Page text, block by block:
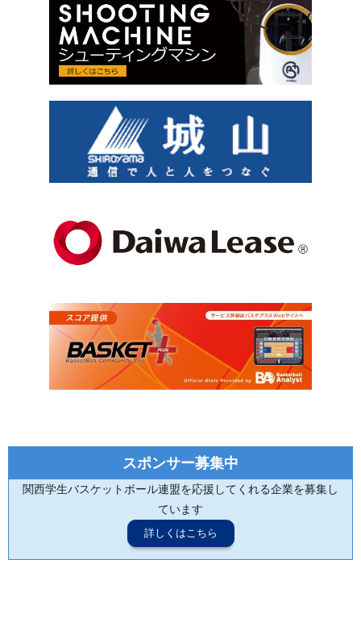
スポンサー募集中
関西学生バスケットボール連盟を応援してくれる企業を募集し
ています
詳しくはこちら